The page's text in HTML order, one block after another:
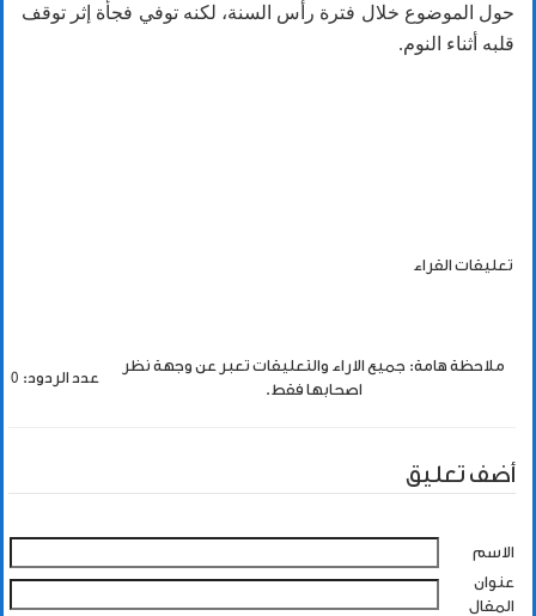
حول الموضوع خلال فترة رأس السنة، لكنه توفي فجأة إثر توقف
قلبه أثناء النوم.
تعليقات القراء
ملاحظة هامة: جميع الاراء والتعليقات تعبر عن وجهة نظر
اصحابها فقط.
عدد الردود: 0
أضف تعليق
الاسم
عنوان
المقال